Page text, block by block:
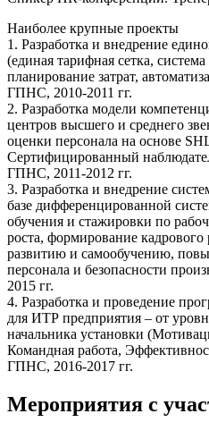
Наиболее крупные проекты
1. Разработка и внедрение
(единая тарифная сетка,
планирование затрат,
ГПНС, 2010-2011 гг.
2. Разработка модели
центров высшего и среднего
оценки персонала на основе
Сертифицированный
ГПНС, 2011-2012 гг.
3. Разработка и внедрение
базе дифференцированной
обучения и стажировки по
роста, формирование кадрового
развитию и самообучению,
персонала и безопасности
2015 гг.
4. Разработка и проведение
для ИТР предприятия – от
начальника установки
Командная работа,
ГПНС, 2016-2017 гг.
Мероприятия с